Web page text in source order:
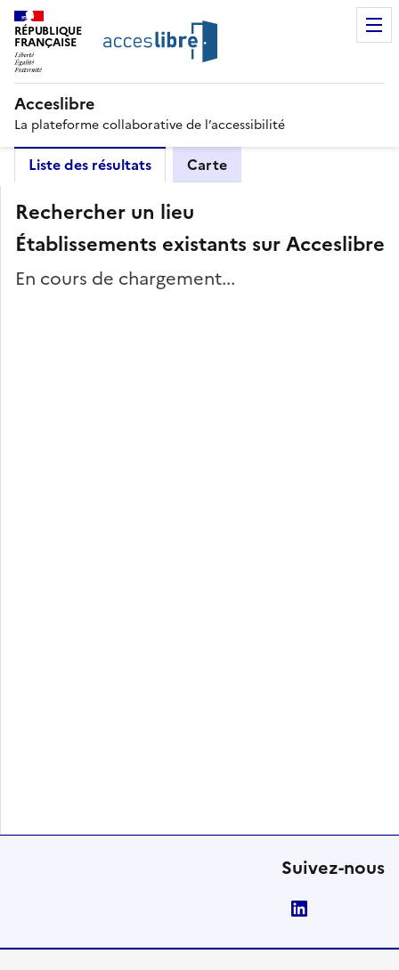
RÉPUBLIQUE
FRANÇAISE
Acceslibre
La plateforme collaborative de l’accessibilité
Liste des résultats Carte
Rechercher un lieu
Établissements existants sur Acceslibre
En cours de chargement...
Suivez-nous